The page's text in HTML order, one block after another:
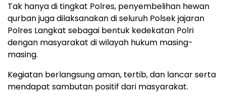
Tak hanya di tingkat Polres, penyembelihan hewan
qurban juga dilaksanakan di seluruh Polsek jajaran
Polres Langkat sebagai bentuk kedekatan Polri
dengan masyarakat di wilayah hukum masing-
masing.
Kegiatan berlangsung aman, tertib, dan lancar serta
mendapat sambutan positif dari masyarakat.